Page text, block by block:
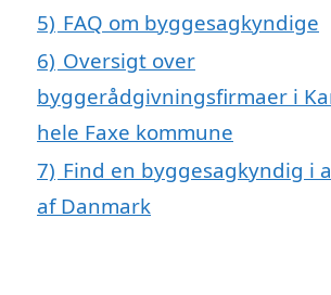
5) FAQ om byggesagkyndige
6) Oversigt over
byggerådgivningsfirmaer i
hele Faxe kommune
7) Find en byggesagkyndig i
af Danmark